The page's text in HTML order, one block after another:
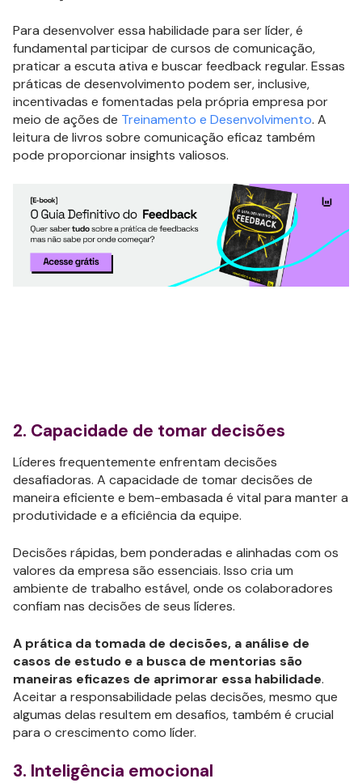
Para desenvolver essa habilidade para ser líder, é
fundamental participar de cursos de comunicação,
praticar a escuta ativa e buscar feedback regular. Essas
práticas de desenvolvimento podem ser, inclusive,
incentivadas e fomentadas pela própria empresa por
meio de ações de Treinamento e Desenvolvimento. A
leitura de livros sobre comunicação eficaz também
pode proporcionar insights valiosos.
2. Capacidade de tomar decisões
Líderes frequentemente enfrentam decisões
desafiadoras. A capacidade de tomar decisões de
maneira eficiente e bem-embasada é vital para manter a
produtividade e a eficiência da equipe.
Decisões rápidas, bem ponderadas e alinhadas com os
valores da empresa são essenciais. Isso cria um
ambiente de trabalho estável, onde os colaboradores
confiam nas decisões de seus líderes.
A prática da tomada de decisões, a análise de
casos de estudo e a busca de mentorias são
maneiras eficazes de aprimorar essa habilidade.
Aceitar a responsabilidade pelas decisões, mesmo que
algumas delas resultem em desafios, também é crucial
para o crescimento como líder.
3. Inteligência emocional